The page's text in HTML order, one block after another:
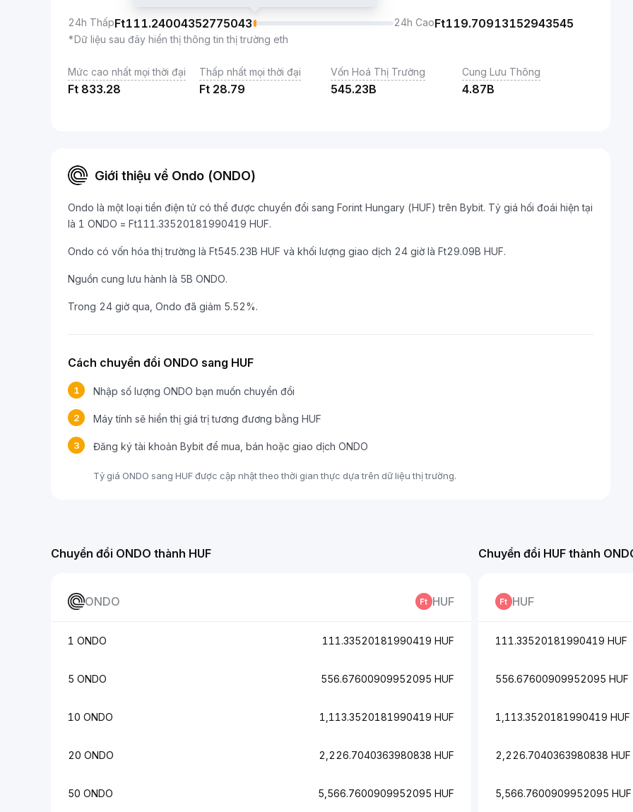
24h ThấpFt111.24004352775043 24h CaoFt119.70913152943545
*Dữ liệu sau đây hiển thị thông tin thị trường eth
Mức cao nhất mọi thời đại
Ft 833.28
Thấp nhất mọi thời đại
Ft 28.79
Vốn Hoá Thị Trường
545.23B
Cung Lưu Thông
4.87B
Giới thiệu về Ondo (ONDO)
Ondo là một loại tiền điện tử có thể được chuyển đổi sang Forint Hungary (HUF) trên Bybit. Tỷ giá hối đoái hiện tại
là 1 ONDO = Ft111.33520181990419 HUF.
Ondo có vốn hóa thị trường là Ft545.23B HUF và khối lượng giao dịch 24 giờ là Ft29.09B HUF.
Nguồn cung lưu hành là 5B ONDO.
Trong 24 giờ qua, Ondo đã giảm 5.52%.
Cách chuyển đổi ONDO sang HUF
1 Nhập số lượng ONDO bạn muốn chuyển đổi
2 Máy tính sẽ hiển thị giá trị tương đương bằng HUF
3 Đăng ký tài khoản Bybit để mua, bán hoặc giao dịch ONDO
Tỷ giá ONDO sang HUF được cập nhật theo thời gian thực dựa trên dữ liệu thị trường.
Chuyển đổi ONDO thành HUF
ONDO HUF
1 ONDO 111.33520181990419 HUF
5 ONDO 556.67600909952095 HUF
10 ONDO 1,113.3520181990419 HUF
20 ONDO 2,226.7040363980838 HUF
50 ONDO 5,566.7600909952095 HUF
Chuyển đổi HUF thành
HUF
111.33520181990419 HUF
556.67600909952095 HUF
1,113.3520181990419 HUF
2,226.7040363980838 HUF
5,566.7600909952095 HUF